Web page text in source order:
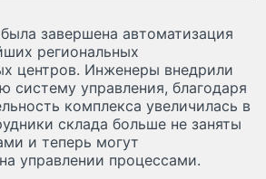
завершена автоматизация
региональных
центров. Инженеры внедрили
систему управления, благодаря
комплекса увеличилась в
склада больше не заняты
и теперь могут
управлении процессами.